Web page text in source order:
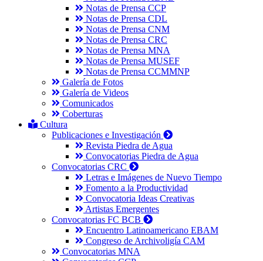
Notas de Prensa CCP
Notas de Prensa CDL
Notas de Prensa CNM
Notas de Prensa CRC
Notas de Prensa MNA
Notas de Prensa MUSEF
Notas de Prensa CCMMNP
Galería de Fotos
Galería de Videos
Comunicados
Coberturas
Cultura
Publicaciones e Investigación
Revista Piedra de Agua
Convocatorias Piedra de Agua
Convocatorias CRC
Letras e Imágenes de Nuevo Tiempo
Fomento a la Productividad
Convocatoria Ideas Creativas
Artistas Emergentes
Convocatorias FC BCB
Encuentro Latinoamericano EBAM
Congreso de Archivoligía CAM
Convocatorias MNA